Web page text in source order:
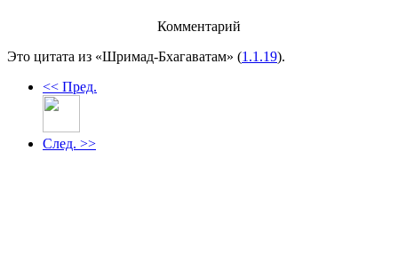
Комментарий
Это цитата из «Шримад-Бхагаватам» (1.1.19).
<< Пред.
След. >>